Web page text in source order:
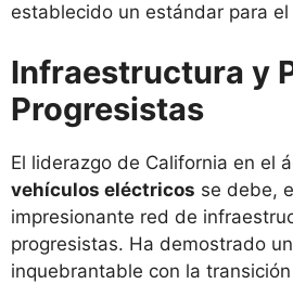
establecido un estándar para
Infraestructura y
Progresistas
El liderazgo de California en el
vehículos eléctricos se debe,
impresionante red de
progresistas. Ha demostrado
inquebrantable con la